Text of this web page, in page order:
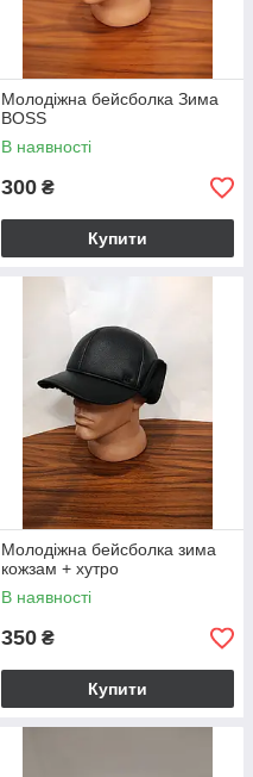
Молодіжна бейсболка Зима
BOSS
В наявності
300 ₴
Купити
Молодіжна бейсболка зима
кожзам + хутро
В наявності
350 ₴
Купити